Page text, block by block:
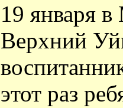
19 января
Верхний
этот раз